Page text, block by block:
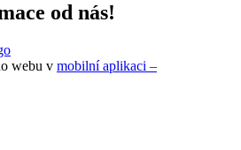
od nás!
webu v mobilní aplikaci –